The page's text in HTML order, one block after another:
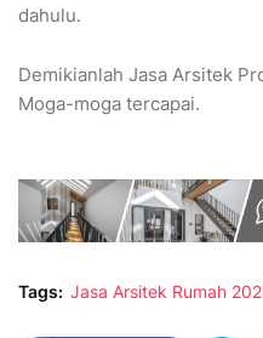
dahulu.
Demikianlah Jasa Arsitek
Moga-moga tercapai.
Tags: Jasa Arsitek Rumah